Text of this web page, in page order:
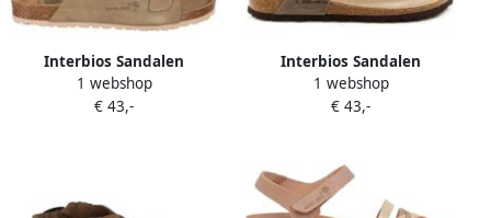
Interbios Sandalen
MANDEN 7600
1 webshop
€ 43,-
Interbios Sandalen
SANDALS 7110
1 webshop
€ 43,-